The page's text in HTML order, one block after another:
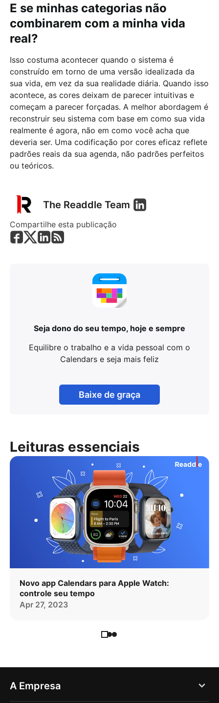
E se minhas categorias não
combinarem com a minha vida
real?
Isso costuma acontecer quando o sistema é
construído em torno de uma versão idealizada da
sua vida, em vez da sua realidade diária. Quando isso
acontece, as cores deixam de parecer intuitivas e
começam a parecer forçadas. A melhor abordagem é
reconstruir seu sistema com base em como sua vida
realmente é agora, não em como você acha que
deveria ser. Uma codificação por cores eficaz reflete
padrões reais da sua agenda, não padrões perfeitos
ou teóricos.
The Readdle Team
Compartilhe esta publicação
Seja dono do seu tempo, hoje e sempre
Equilibre o trabalho e a vida pessoal com o
Calendars e seja mais feliz
Baixe de graça
Leituras essenciais
Novo app Calendars para Apple Watch:
controle seu tempo
Apr 27, 2023
A Empresa